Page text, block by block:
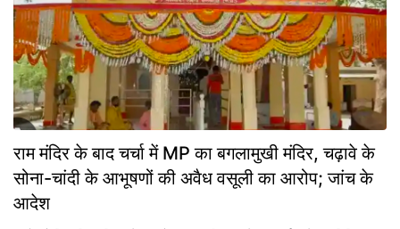
राम मंदिर के बाद चर्चा में MP का बगलामुखी मंदिर, चढ़ावे के
सोना-चांदी के आभूषणों की अवैध वसूली का आरोप; जांच के
आदेश